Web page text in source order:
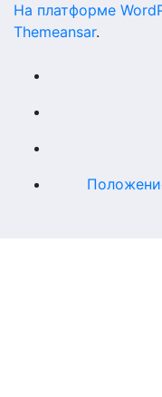
На платформе
Themeansar.